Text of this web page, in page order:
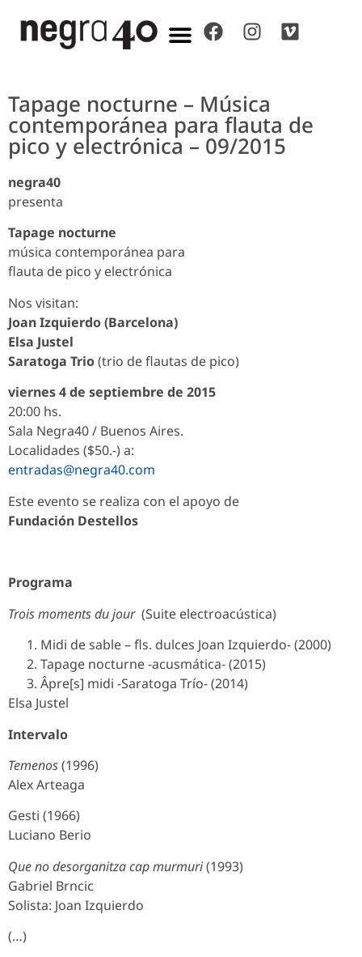
Tapage nocturne – Música
contemporánea para flauta de
pico y electrónica – 09/2015
negra40
presenta
Tapage nocturne
música contemporánea para
flauta de pico y electrónica
Nos visitan:
Joan Izquierdo (Barcelona)
Elsa Justel
Saratoga Trio(trio de flautas de pico)
viernes 4 de septiembre de 2015
20:00 hs.
Sala Negra40 / Buenos Aires.
Localidades ($50.-) a:
entradas@negra40.com
Este evento se realiza con el apoyo de
Fundación Destellos
Programa
Trois moments du jour(Suite electroacústica)
Midi de sable – fls. dulces Joan Izquierdo- (2000)
Tapage nocturne -acusmática- (2015)
Âpre[s] midi -Saratoga Trío- (2014)
Elsa Justel
Intervalo
Temenos(1996)
Alex Arteaga
Gesti (1966)
Luciano Berio
Que no desorganitza cap murmuri(1993)
Gabriel Brncic
Solista: Joan Izquierdo
(…)